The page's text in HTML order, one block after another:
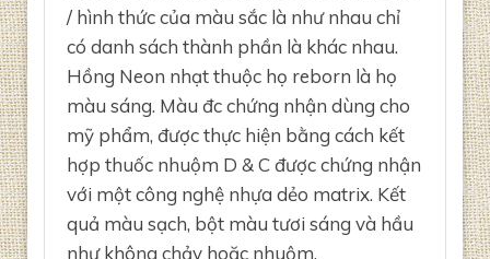
/ hình thức của màu sắc là như nhau chỉ
có danh sách thành phần là khác nhau.
Hồng Neon nhạt thuộc họ reborn là họ
màu sáng. Màu đc chứng nhận dùng cho
mỹ phẩm, được thực hiện bằng cách kết
hợp thuốc nhuộm D & C được chứng nhận
với một công nghệ nhựa dẻo matrix. Kết
quả màu sạch, bột màu tươi sáng và hầu
như không chảy hoặc nhuộm.